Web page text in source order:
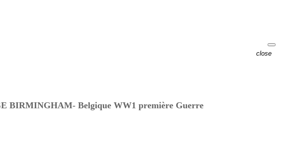
close
BIRMINGHAM- Belgique WW1 première Guerre